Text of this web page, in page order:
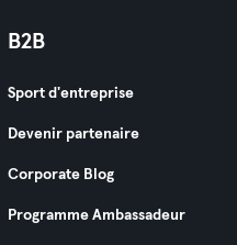
B2B
Sport d'entreprise
Devenir partenaire
Corporate Blog
Programme Ambassadeur